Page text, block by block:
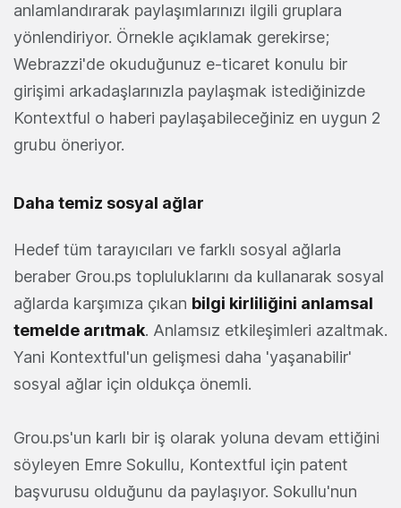
anlamlandırarak paylaşımlarınızı ilgili gruplara
yönlendiriyor. Örnekle açıklamak gerekirse;
Webrazzi'de okuduğunuz e-ticaret konulu bir
girişimi arkadaşlarınızla paylaşmak istediğinizde
Kontextful o haberi paylaşabileceğiniz en uygun 2
grubu öneriyor.
Daha temiz sosyal ağlar
Hedef tüm tarayıcıları ve farklı sosyal ağlarla
beraber Grou.ps topluluklarını da kullanarak sosyal
ağlarda karşımıza çıkan bilgi kirliliğini anlamsal
temelde arıtmak. Anlamsız etkileşimleri azaltmak.
Yani Kontextful'un gelişmesi daha 'yaşanabilir'
sosyal ağlar için oldukça önemli.
Grou.ps'un karlı bir iş olarak yoluna devam ettiğini
söyleyen Emre Sokullu, Kontextful için patent
başvurusu olduğunu da paylaşıyor. Sokullu'nun